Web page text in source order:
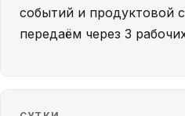
событий и продуктовой
передаём через 3